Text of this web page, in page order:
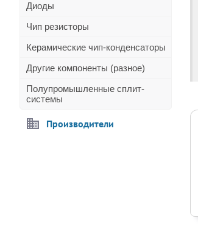
Диоды
Чип резисторы
Керамические чип-конденсаторы
Другие компоненты (разное)
Полупромышленные сплит-
системы
Производители